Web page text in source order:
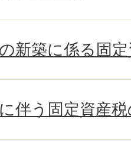
新築に係る固
伴う固定資産